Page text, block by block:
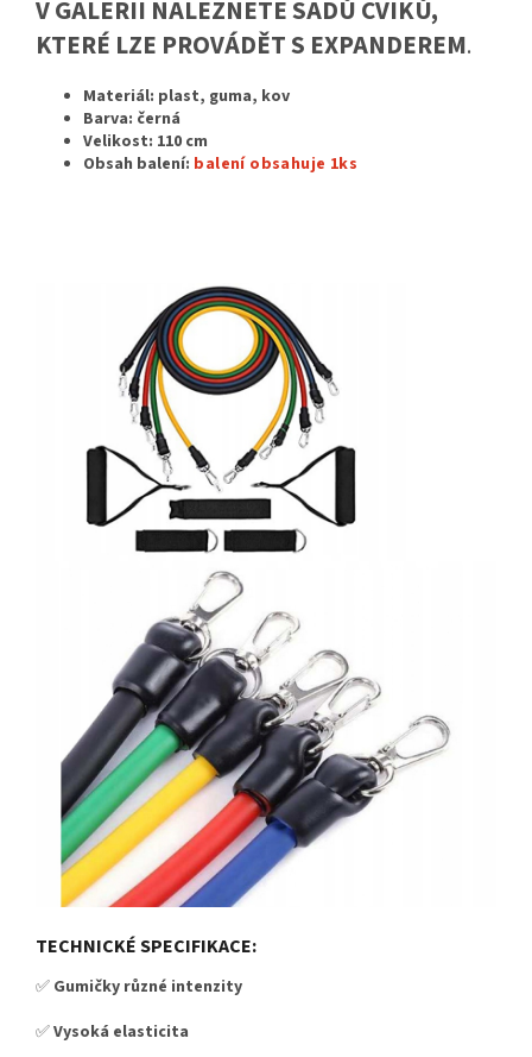
V GALERII NALEZNETE SADŮ CVIKŮ,
KTERÉ LZE PROVÁDĚT S EXPANDEREM.
Materiál: plast, guma, kov
Barva: černá
Velikost: 110 cm
Obsah balení: balení obsahuje 1ks
TECHNICKÉ SPECIFIKACE:
✅ Gumičky různé intenzity
✅Vysoká elasticita